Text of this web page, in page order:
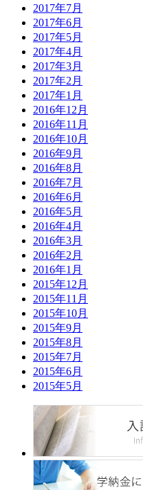
2017年7月
2017年6月
2017年5月
2017年4月
2017年3月
2017年2月
2017年1月
2016年12月
2016年11月
2016年10月
2016年9月
2016年8月
2016年7月
2016年6月
2016年5月
2016年4月
2016年3月
2016年2月
2016年1月
2015年12月
2015年11月
2015年10月
2015年9月
2015年8月
2015年7月
2015年6月
2015年5月